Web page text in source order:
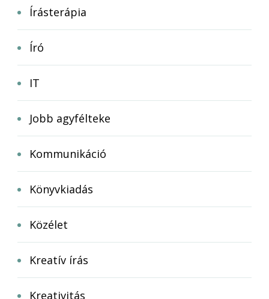
Írásterápia
Író
IT
Jobb agyfélteke
Kommunikáció
Könyvkiadás
Közélet
Kreatív írás
Kreativitás